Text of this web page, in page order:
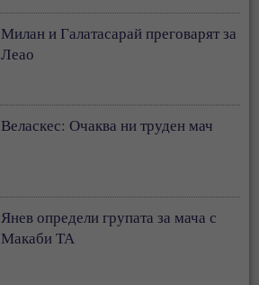
Милан и Галатасарай преговарят за
Леао
Веласкес: Очаква ни труден мач
Янев определи групата за мача с
Макаби ТА